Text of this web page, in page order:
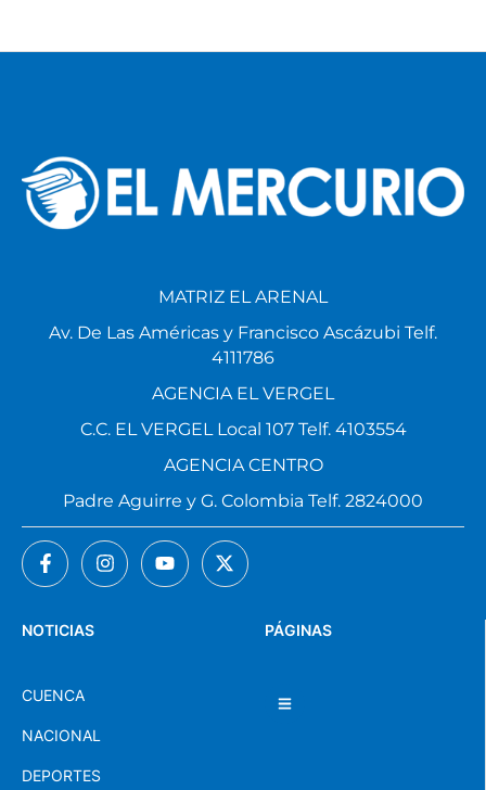
PÁGINAS
NOTICIAS
CUENCA
NACIONAL
DEPORTES
MATRIZ EL ARENAL
Av. De Las Américas y Francisco Ascázubi Telf.
4111786
AGENCIA EL VERGEL
C.C. EL VERGEL Local 107 Telf. 4103554
AGENCIA CENTRO
Padre Aguirre y G. Colombia Telf. 2824000